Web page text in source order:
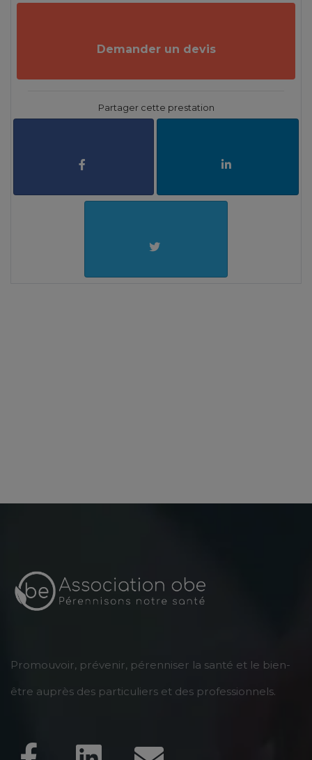
Demander un devis
Partager cette prestation
Promouvoir, prévenir, pérenniser la santé et le bien-
être auprès des particuliers et des professionnels.